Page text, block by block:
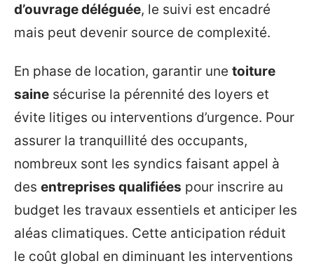
d’ouvrage déléguée, le suivi est encadré
mais peut devenir source de complexité.
En phase de location, garantir une toiture
saine sécurise la pérennité des loyers et
évite litiges ou interventions d’urgence. Pour
assurer la tranquillité des occupants,
nombreux sont les syndics faisant appel à
des entreprises qualifiées pour inscrire au
budget les travaux essentiels et anticiper les
aléas climatiques. Cette anticipation réduit
le coût global en diminuant les interventions